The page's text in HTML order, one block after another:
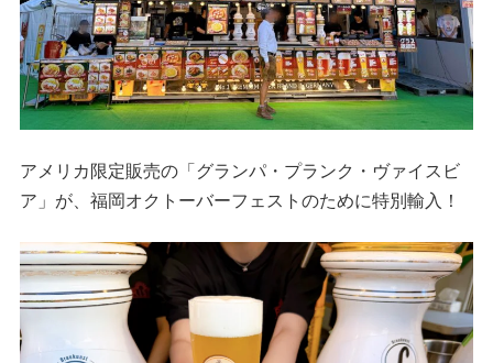
アメリカ限定販売の「グランパ・プランク・ヴァイスビ
ア」が、福岡オクトーバーフェストのために特別輸入！